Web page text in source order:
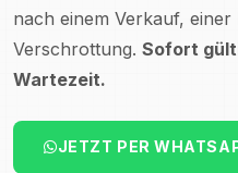
nach einem Verkauf,
Verschrottung. Sofort
Wartezeit.
JETZT PER